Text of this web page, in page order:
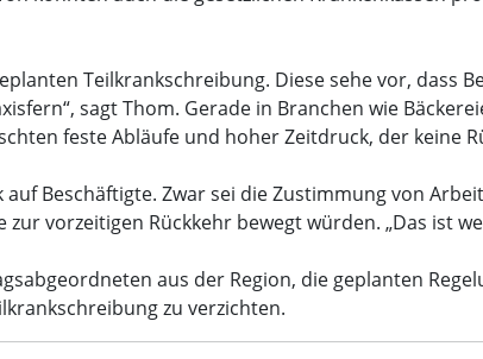
Teilkrankschreibung. Diese sehe vor, dass
sagt Thom. Gerade in Branchen wie
feste Abläufe und hoher Zeitdruck, der keine
Beschäftigte. Zwar sei die Zustimmung von
vorzeitigen Rückkehr bewegt würden. „Das ist
aus der Region, die geplanten
zu verzichten.